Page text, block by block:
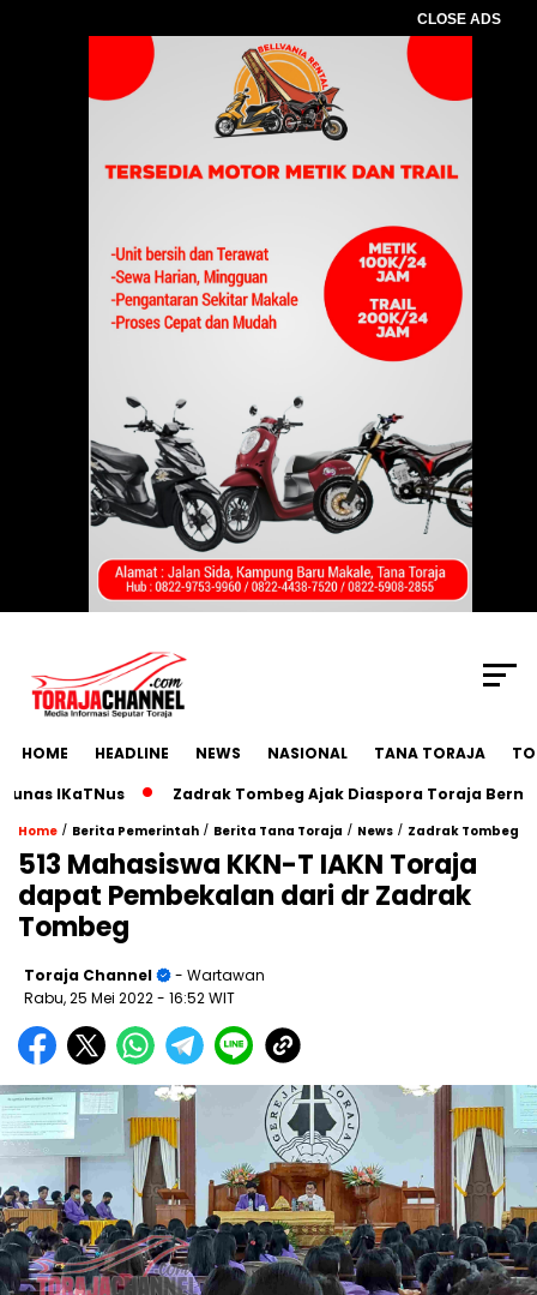
CLOSE ADS
HOME HEADLINE NEWS NASIONAL TANA TORAJA
IKaTNus
Zadrak Tombeg Ajak Diaspora Toraja Bermimpi
Home / Berita Pemerintah / Berita Tana Toraja / News / Zadrak Tombeg
513 Mahasiswa KKN-T IAKN Toraja
dapat Pembekalan dari dr Zadrak
Tombeg
Toraja Channel
- Wartawan
Rabu, 25 Mei 2022- 16:52 WIT